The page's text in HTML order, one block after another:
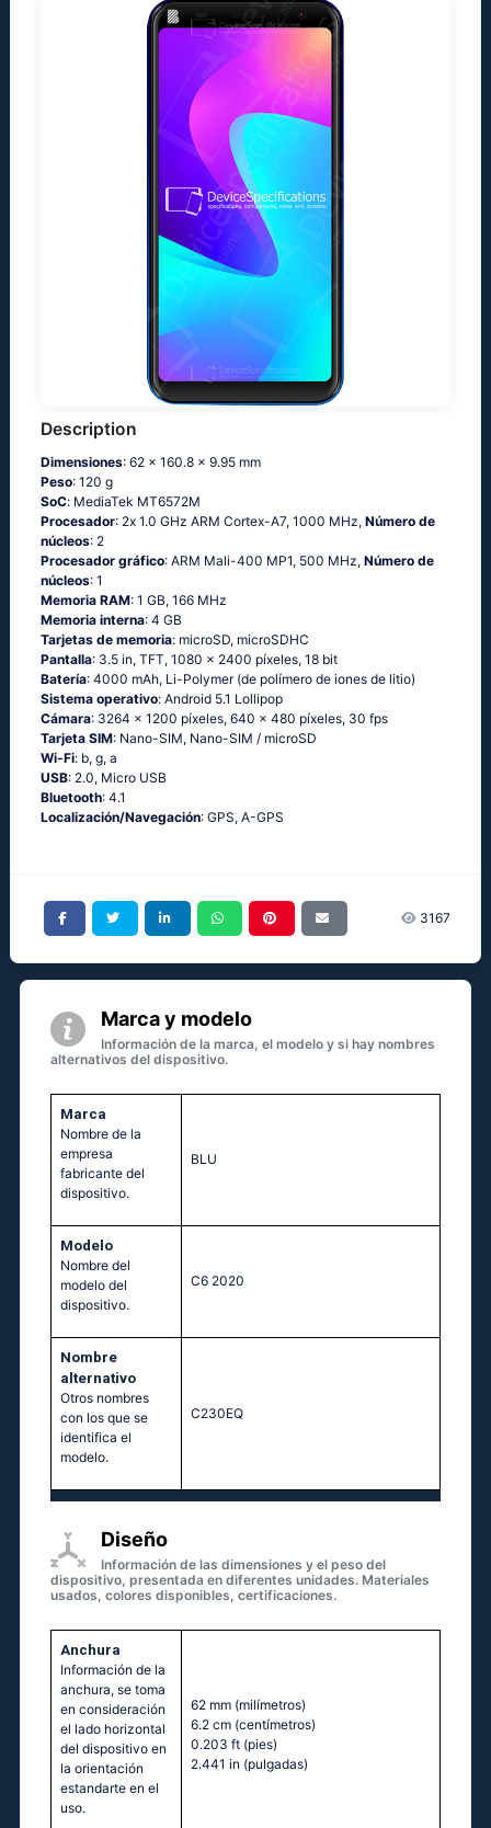
Description
Dimensiones: 62 x 160.8 x 9.95 mm
Peso: 120 g
SoC: МеdiаТеk МТ6572М
Procesador: 2х 1.0 GНz АRМ Соrtех-А7, 1000 MHz, Número de
núcleos: 2
Procesador gráfico: ARM Mali-400 MP1, 500 MHz, Número de
núcleos: 1
Memoria RAM: 1 GB, 166 MHz
Memoria interna: 4 GB
Tarjetas de memoria: microSD, microSDHC
Pantalla: 3.5 in, TFT, 1080 x 2400 píxeles, 18 bit
Batería: 4000 mAh, Li-Polymer (de polímero de iones de litio)
Sistema operativo: Аndrоid 5.1 Lоlliрор
Cámara: 3264 x 1200 píxeles, 640 x 480 píxeles, 30 fps
Tarjeta SIM: Nano-SIM, Nano-SIM / microSD
Wi-Fi: b, g, а
USB: 2.0, Micro USB
Bluetooth: 4.1
Localización/Navegación: GРS, А-GРS
3167
Marca y modelo
Información de la marca, el modelo y si hay nombres
alternativos del dispositivo.
Marca
Nombre de la
empresa
fabricante del
dispositivo.
BLU
Modelo
Nombre del
modelo del
dispositivo.
C6 2020
Nombre
alternativo
Otros nombres
con los que se
identifica el
modelo.
C230EQ
Diseño
Información de las dimensiones y el peso del
dispositivo, presentada en diferentes unidades. Materiales
usados, colores disponibles, certificaciones.
Anchura
Información de la
anchura, se toma
en consideración
el lado horizontal
del dispositivo en
la orientación
estandarte en el
uso.
62 mm (milímetros)
6.2 cm (centímetros)
0.203 ft (pies)
2.441 in (pulgadas)